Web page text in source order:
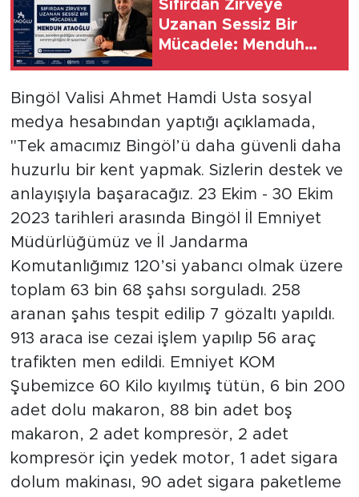
Sıfırdan Zirveye
Uzanan Sessiz Bir
Mücadele: Menduh
Bingöl Valisi Ahmet Hamdi Usta sosyal
medya hesabından yaptığı açıklamada,
"Tek amacımız Bingöl’ü daha güvenli daha
huzurlu bir kent yapmak. Sizlerin destek ve
anlayışıyla başaracağız. 23 Ekim - 30 Ekim
2023 tarihleri arasında Bingöl İl Emniyet
Müdürlüğümüz ve İl Jandarma
Komutanlığımız 120’si yabancı olmak üzere
toplam 63 bin 68 şahsı sorguladı. 258
aranan şahıs tespit edilip 7 gözaltı yapıldı.
913 araca ise cezai işlem yapılıp 56 araç
trafikten men edildi. Emniyet KOM
Şubemizce 60 Kilo kıyılmış tütün, 6 bin 200
adet dolu makaron, 88 bin adet boş
makaron, 2 adet kompresör, 2 adet
kompresör için yedek motor, 1 adet sigara
dolum makinası, 90 adet sigara paketleme